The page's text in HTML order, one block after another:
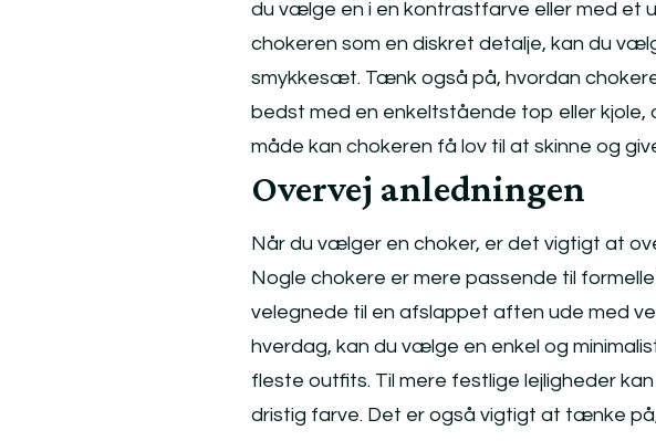
du vælge en i en kontrastfarve eller med et
chokeren som en diskret detalje, kan du
smykkesæt. Tænk også på, hvordan
bedst med en enkeltstående top eller kjole,
måde kan chokeren få lov til at skinne og
Overvej anledningen
Når du vælger en choker, er det vigtigt at
Nogle chokere er mere passende til
velegnede til en afslappet aften ude med
hverdag, kan du vælge en enkel og
fleste outfits. Til mere festlige lejligheder
dristig farve. Det er også vigtigt at tænke